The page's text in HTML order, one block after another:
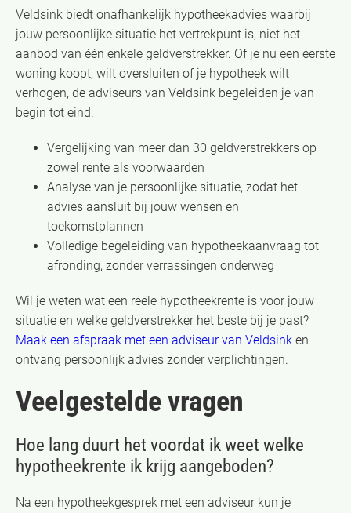
Veldsink biedt onafhankelijk hypotheekadvies waarbij
jouw persoonlijke situatie het vertrekpunt is, niet het
aanbod van één enkele geldverstrekker. Of je nu een eerste
woning koopt, wilt oversluiten of je hypotheek wilt
verhogen, de adviseurs van Veldsink begeleiden je van
begin tot eind.
Vergelijking van meer dan 30 geldverstrekkers op
zowel rente als voorwaarden
Analyse van je persoonlijke situatie, zodat het
advies aansluit bij jouw wensen en
toekomstplannen
Volledige begeleiding van hypotheekaanvraag tot
afronding, zonder verrassingen onderweg
Wil je weten wat een reële hypotheekrente is voor jouw
situatie en welke geldverstrekker het beste bij je past?
Maak een afspraak met een adviseur van Veldsink en
ontvang persoonlijk advies zonder verplichtingen.
Veelgestelde vragen
Hoe lang duurt het voordat ik weet welke
hypotheekrente ik krijg aangeboden?
Na een hypotheekgesprek met een adviseur kun je